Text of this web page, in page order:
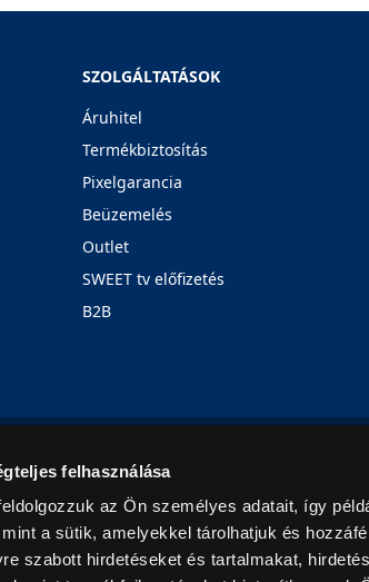
felhasználása
az Ön személyes adatait, így
a sütik, amelyekkel tárolhatjuk és
szabott hirdetéseket és tartalmakat,
SZOLGÁLTATÁSOK
Áruhitel
Termékbiztosítás
Pixelgarancia
Beüzemelés
Outlet
SWEET tv előfizetés
B2B